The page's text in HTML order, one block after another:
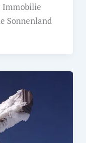
Immobilie
Sonnenland